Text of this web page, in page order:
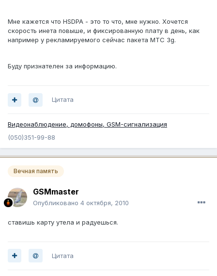
Мне кажется что HSDPA - это то что, мне нужно. Хочется
скорость инета повыше, и фиксированную плату в день, как
например у рекламируемого сейчас пакета МТС 3g.
Буду признателен за информацию.
Цитата
Видеонаблюдение, домофоны, GSM-сигнализация
(050)351-99-88
Вечная память
GSMmaster
Опубликовано 4 октября, 2010
ставишь карту утела и радуешься.
Цитата